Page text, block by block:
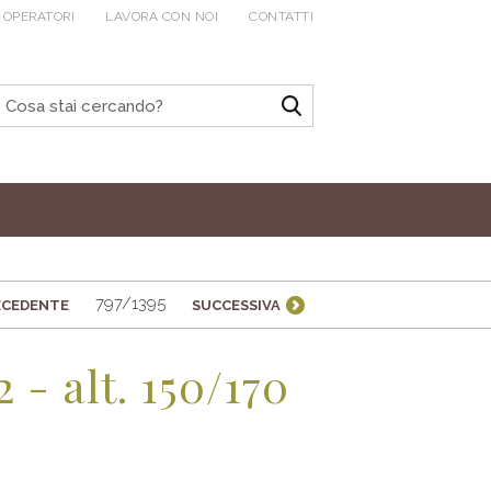
LAVORA CON NOI CONTATTI
797/1395 SUCCESSIVA
- alt. 150/170